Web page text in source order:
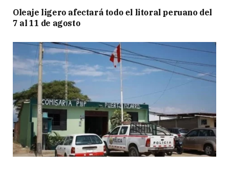
Oleaje ligero afectará todo el litoral peruano del
7 al 11 de agosto